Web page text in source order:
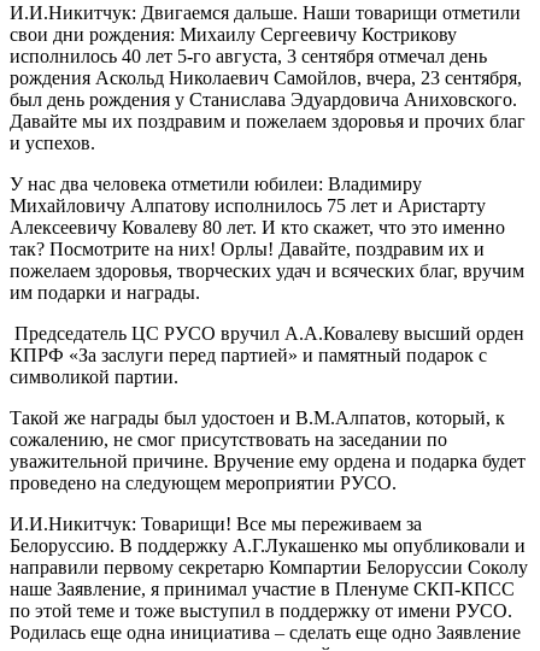
И.И.Никитчук: Двигаемся дальше. Наши товарищи отметили
свои дни рождения: Михаилу Сергеевичу Кострикову
исполнилось 40 лет 5-го августа, 3 сентября отмечал день
рождения Аскольд Николаевич Самойлов, вчера, 23 сентября,
был день рождения у Станислава Эдуардовича Аниховского.
Давайте мы их поздравим и пожелаем здоровья и прочих благ
и успехов.
У нас два человека отметили юбилеи: Владимиру
Михайловичу Алпатову исполнилось 75 лет и Аристарту
Алексеевичу Ковалеву 80 лет. И кто скажет, что это именно
так? Посмотрите на них! Орлы! Давайте, поздравим их и
пожелаем здоровья, творческих удач и всяческих благ, вручим
им подарки и награды.
Председатель ЦС РУСО вручил А.А.Ковалеву высший орден
КПРФ «За заслуги перед партией» и памятный подарок с
символикой партии.
Такой же награды был удостоен и В.М.Алпатов, который, к
сожалению, не смог присутствовать на заседании по
уважительной причине. Вручение ему ордена и подарка будет
проведено на следующем мероприятии РУСО.
И.И.Никитчук: Товарищи! Все мы переживаем за
Белоруссию. В поддержку А.Г.Лукашенко мы опубликовали и
направили первому секретарю Компартии Белоруссии Соколу
наше Заявление, я принимал участие в Пленуме СКП-КПСС
по этой теме и тоже выступил в поддержку от имени РУСО.
Родилась еще одна инициатива – сделать еще одно Заявление